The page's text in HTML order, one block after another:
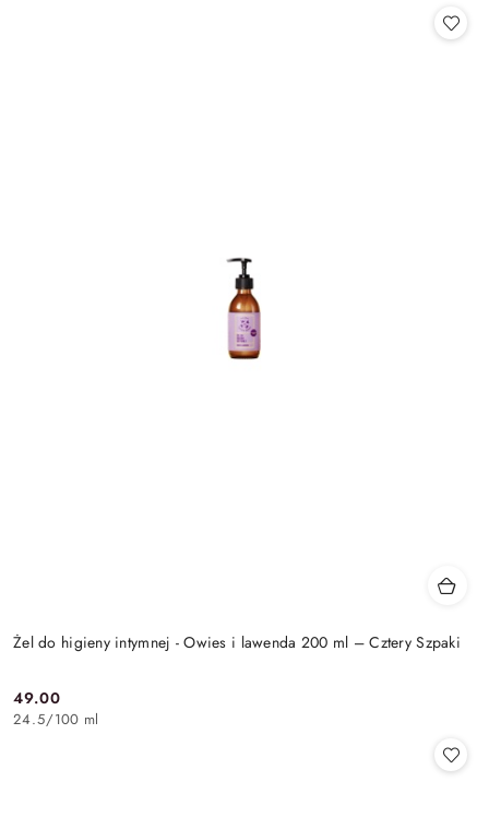
Żel do higieny intymnej - Owies i lawenda 200 ml – Cztery Szpaki
Cena:
49.00
24.5/100 ml